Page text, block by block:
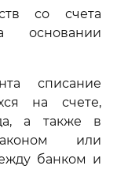
со счета
основании
списание
на счете,
а также в
или
банком и